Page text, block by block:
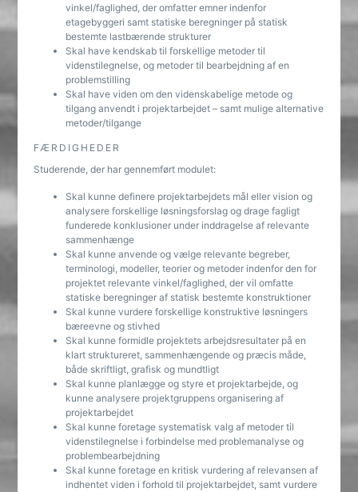
vinkel/faglighed, der omfatter emner indenfor
etagebyggeri samt statiske beregninger på statisk
bestemte lastbærende strukturer
Skal have kendskab til forskellige metoder til
videnstilegnelse, og metoder til bearbejdning af en
problemstilling
Skal have viden om den videnskabelige metode og
tilgang anvendt i projektarbejdet – samt mulige alternative
metoder/tilgange
FÆRDIGHEDER
Studerende, der har gennemført modulet:
Skal kunne definere projektarbejdets mål eller vision og
analysere forskellige løsningsforslag og drage fagligt
funderede konklusioner under inddragelse af relevante
sammenhænge
Skal kunne anvende og vælge relevante begreber,
terminologi, modeller, teorier og metoder indenfor den for
projektet relevante vinkel/faglighed, der vil omfatte
statiske beregninger af statisk bestemte konstruktioner
Skal kunne vurdere forskellige konstruktive løsningers
bæreevne og stivhed
Skal kunne formidle projektets arbejdsresultater på en
klart struktureret, sammenhængende og præcis måde,
både skriftligt, grafisk og mundtligt
Skal kunne planlægge og styre et projektarbejde, og
kunne analysere projektgruppens organisering af
projektarbejdet
Skal kunne foretage systematisk valg af metoder til
videnstilegnelse i forbindelse med problemanalyse og
problembearbejdning
Skal kunne foretage en kritisk vurdering af relevansen af
indhentet viden i forhold til projektarbejdet, samt vurdere